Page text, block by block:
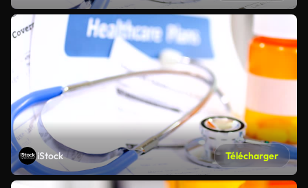
iStock Télécharger